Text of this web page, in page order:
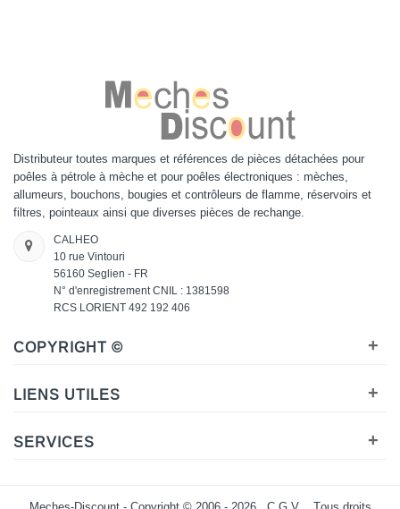
Distributeur toutes marques et références de pièces détachées pour
poêles à pétrole à mèche et pour poêles électroniques : mèches,
allumeurs, bouchons, bougies et contrôleurs de flamme, réservoirs et
filtres, pointeaux ainsi que diverses pièces de rechange.
CALHEO
10 rue Vintouri
56160 Seglien - FR
N° d'enregistrement CNIL : 1381598
RCS LORIENT 492 192 406
COPYRIGHT © +
LIENS UTILES +
SERVICES +